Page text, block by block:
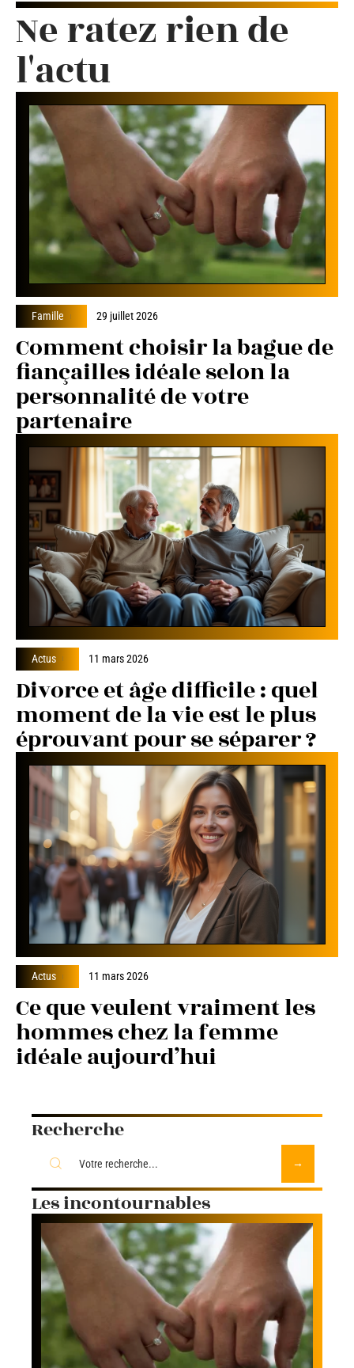
Ne ratez rien de
l'actu
Famille 29 juillet 2026
Comment choisir la bague de
fiançailles idéale selon la
personnalité de votre
partenaire
Actus 11 mars 2026
Divorce et âge difficile : quel
moment de la vie est le plus
éprouvant pour se séparer ?
Actus 11 mars 2026
Ce que veulent vraiment les
hommes chez la femme
idéale aujourd’hui
Recherche
Les incontournables